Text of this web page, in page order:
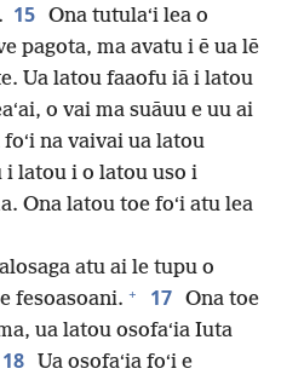
15 Ona tutulaʻi lea o
pagota, ma avatu i ē ua lē
Ua latou faaofu iā i latou
o vai ma suāuu e uu ai
na vaivai ua latou
i latou i o latou uso i
Ona latou toe foʻi atu lea
atu ai le tupu o
fesoasoani. + 17 Ona toe
ua latou osofaʻia Iuta
18
Ua osofaʻia foʻi e